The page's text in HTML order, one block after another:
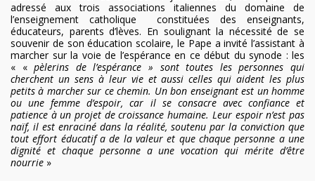
adressé aux trois associations italiennes du domaine de
l’enseignement catholique constituées des enseignants,
éducateurs, parents d’lèves. En soulignant la nécessité de se
souvenir de son éducation scolaire, le Pape a invité l’assistant à
marcher sur la voie de l’espérance en ce début du synode : les
« «pèlerins de l’espérance » sont toutes les personnes qui
cherchent un sens à leur vie et aussi celles qui aident les plus
petits à marcher sur ce chemin. Un bon enseignant est un homme
ou une femme d’espoir, car il se consacre avec confiance et
patience à un projet de croissance humaine. Leur espoir n’est pas
naïf, il est enraciné dans la réalité, soutenu par la conviction que
tout effort éducatif a de la valeur et que chaque personne a une
dignité et chaque personne a une vocation qui mérite d’être
nourrie »